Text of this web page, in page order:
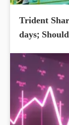
Trident
days;